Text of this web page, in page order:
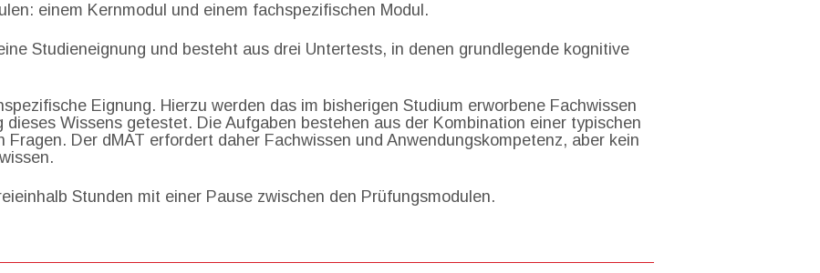
einem Kernmodul und einem fachspezifischen Modul.
Studieneignung und besteht aus drei Untertests, in denen grundlegende kognitive
Eignung. Hierzu werden das im bisherigen Studium erworbene Fachwissen
dieses Wissens getestet. Die Aufgaben bestehen aus der Kombination einer typischen
Fragen. Der dMAT erfordert daher Fachwissen und Anwendungskompetenz, aber kein
Stunden mit einer Pause zwischen den Prüfungsmodulen.